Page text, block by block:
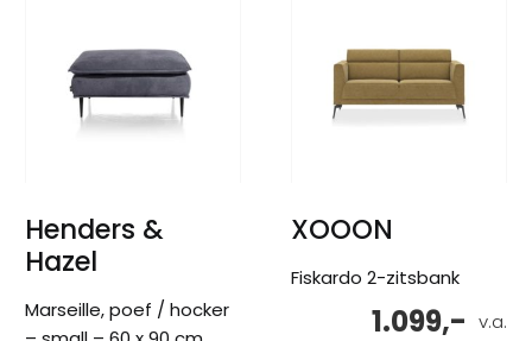
Henders &
Hazel
Marseille, poef / hocker
XOOON
Fiskardo 2-zitsbank
v.a.
1.099,-